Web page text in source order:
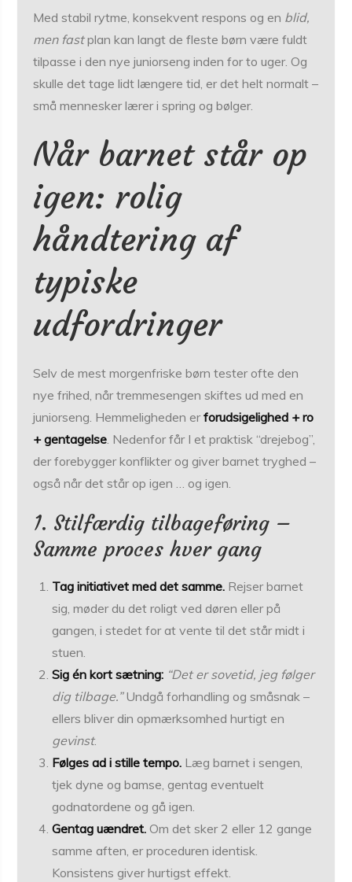
Med stabil rytme, konsekvent respons og en blid,
men fastplan kan langt de fleste børn være fuldt
tilpasse i den nye juniorseng inden for to uger. Og
skulle det tage lidt længere tid, er det helt normalt –
små mennesker lærer i spring og bølger.
Når barnet står op
igen: rolig
håndtering af
typiske
udfordringer
Selv de mest morgenfriske børn tester ofte den
nye frihed, når tremmesengen skiftes ud med en
juniorseng. Hemmeligheden erforudsigelighed + ro
+ gentagelse. Nedenfor får I et praktisk “drejebog”,
der forebygger konflikter og giver barnet tryghed –
også når det står op igen … og igen.
1. Stilfærdig tilbageføring –
Samme proces hver gang
Tag initiativet med det samme. Rejser barnet
sig, møder du det roligt ved døren eller på
gangen, i stedet for at vente til det står midt i
stuen.
Sig én kort sætning: “Det er sovetid, jeg følger
dig tilbage.”Undgå forhandling og småsnak –
ellers bliver din opmærksomhed hurtigt en
gevinst.
Følges ad i stille tempo. Læg barnet i sengen,
tjek dyne og bamse, gentag eventuelt
godnatordene og gå igen.
Gentag uændret. Om det sker 2 eller 12 gange
samme aften, er proceduren identisk.
Konsistens giver hurtigst effekt.